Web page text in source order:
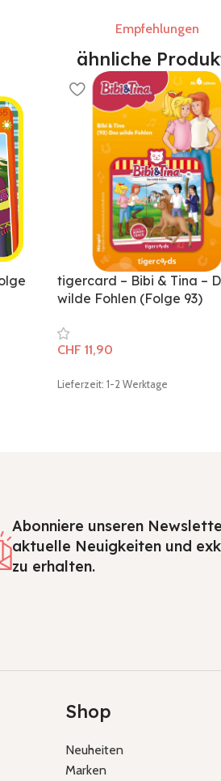
Empfehlungen
ähnliche
tigercard – Bibi & Tina –
wilde Fohlen (Folge 93)
CHF 11,90
Lieferzeit: 1-2 Werktage
Abonniere unseren
aktuelle Neuigkeiten und
zu erhalten.
Shop
Neuheiten
Marken